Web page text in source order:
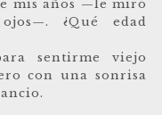
mis años —le miró
¿Qué edad
sentirme viejo
con una sonrisa